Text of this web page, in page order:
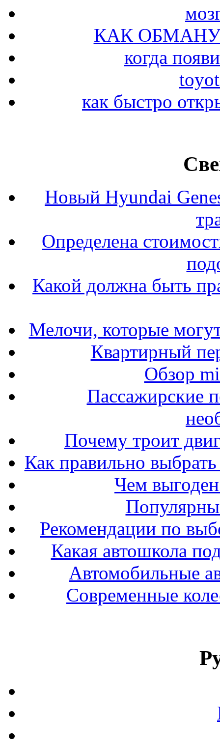
КАК
когда
как быстро
Новый Hyundai
Определена
Какой должна быть
Мелочи, которые
Квартирный
Обзор
Пассажирские
Почему троит
Как правильно выбрать
Чем
Рекомендации по
Какая автошкола
Автомобильные
Современные